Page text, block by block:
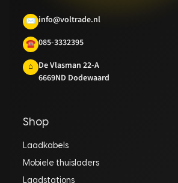
✉ info@voltrade.nl
☎ 085-3332395
⌂
De Vlasman 22-A
6669ND Dodewaard
Shop
Laadkabels
Mobiele thuisladers
Laadstations